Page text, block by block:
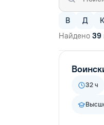
В Д К
Найдено 39
32 ч